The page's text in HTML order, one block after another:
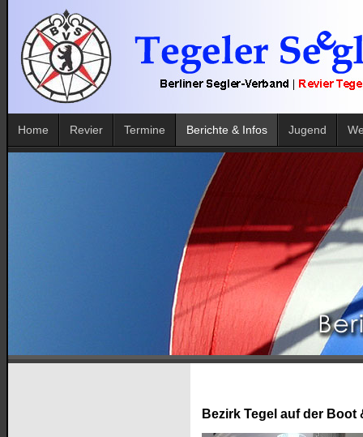
Home Revier Termine Berichte & Infos Jugend
Bezirk Tegel auf der Boot